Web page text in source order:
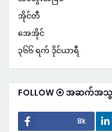
အိုင်တီ
အေအိုင်
၃၆၆ ရက် ဒိုင်ယာရီ
FOLLOW ⦿ အဆက်အ
8k